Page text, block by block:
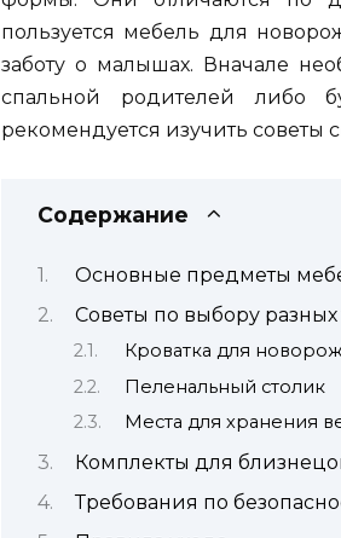
пользуется мебель для
заботу о малышах. Вначале
спальной родителей либо
рекомендуется изучить советы
Содержание
Основные предметы
Советы по выбору
Кроватка для
Пеленальный столик
Места для хранения
Комплекты для
Требования по